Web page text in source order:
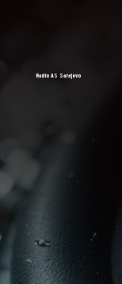
Radio AS Sarajevo